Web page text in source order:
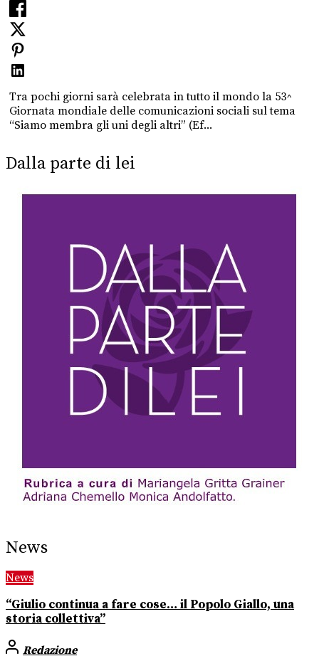
Tra pochi giorni sarà celebrata in tutto il mondo la 53^
Giornata mondiale delle comunicazioni sociali sul tema
“Siamo membra gli uni degli altri” (Ef...
Dalla parte di lei
News
News
“Giulio continua a fare cose… il Popolo Giallo, una
storia collettiva”
Redazione